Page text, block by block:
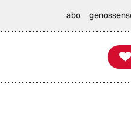
abo
